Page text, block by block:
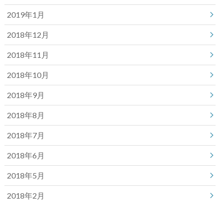
2019年1月
2018年12月
2018年11月
2018年10月
2018年9月
2018年8月
2018年7月
2018年6月
2018年5月
2018年2月